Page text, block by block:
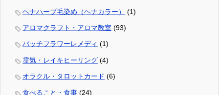
ヘナハーブ毛染め（ヘナカラー） (1)
アロマクラフト・アロマ教室 (93)
バッチフラワーレメディ (1)
霊気・レイキヒーリング (4)
オラクル・タロットカード (6)
食べること・食事 (24)